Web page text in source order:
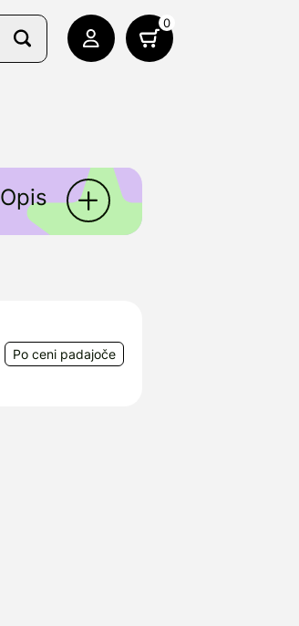
0
Opis
Po ceni padajoče